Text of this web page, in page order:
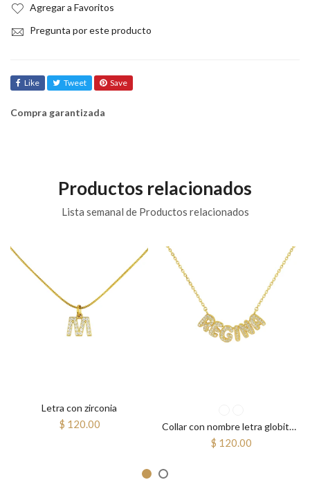
Agregar a Favoritos
Pregunta por este producto
Like Tweet Save
Compra garantizada
Productos relacionados
Lista semanal de Productos relacionados
Letra con zirconia
$ 120.00 Collar con nombre letra globito mini con piedra
$ 120.00